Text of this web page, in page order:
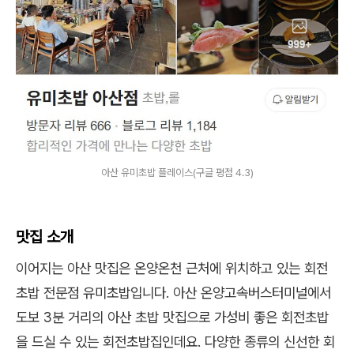
아산 유미초밥 플레이스(구글 평점 4.3)
맛집 소개
이어지는 아산 맛집은 온양온천 근처에 위치하고 있는 회전
초밥 전문점 유미초밥입니다. 아산 온양고속버스터미널에서
도보 3분 거리의 아산 초밥 맛집으로 가성비 좋은 회전초밥
을 드실 수 있는 회전초밥집인데요. 다양한 종류의 신선한 회